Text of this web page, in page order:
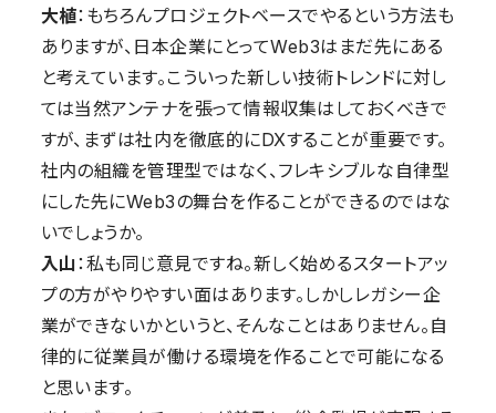
大植：もちろんプロジェクトベースでやるという方法も
ありますが、日本企業にとってWeb3はまだ先にある
と考えています。こ ういった新しい技術トレンドに対し
ては当然アンテナを張って情報収集はしておくべきで
すが、まずは社内を徹底的にDXすることが重要です。
社内の組織を管理型ではなく、フレキシブルな自律型
にした先にWeb3の舞台を作ることができるのではな
いでしょうか。
入山：私も同じ意見ですね。新しく始めるスタートアッ
プの方がやりやすい面はあります。しかしレガシー企
業ができないかというと、そんなことはありません。自
律的に従業員が働ける環境を作ることで可能になる
と思います。